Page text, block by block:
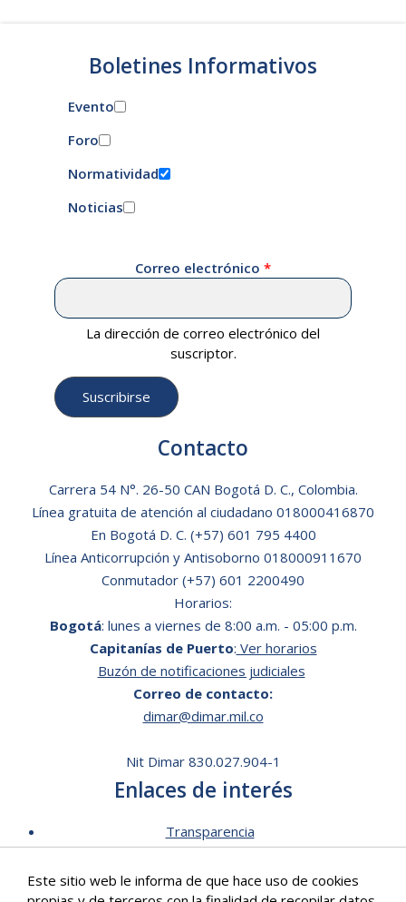
Boletines Informativos
Evento
Foro
Normatividad
Noticias
Correo electrónico
La dirección de correo electrónico del
suscriptor.
Contacto
Carrera 54 N°. 26-50 CAN Bogotá D. C., Colombia.
Línea gratuita de atención al ciudadano 018000416870
En Bogotá D. C. (+57) 601 795 4400
Línea Anticorrupción y Antisoborno 018000911670
Conmutador (+57) 601 2200490
Horarios:
Bogotá: lunes a viernes de 8:00 a.m. - 05:00 p.m.
Capitanías de Puerto: Ver horarios
Buzón de notificaciones judiciales
Correo de contacto:
dimar@dimar.mil.co
Nit Dimar 830.027.904-1
Enlaces de interés
Transparencia
Mecanismos de contacto
Este sitio web le informa de que hace uso de cookies